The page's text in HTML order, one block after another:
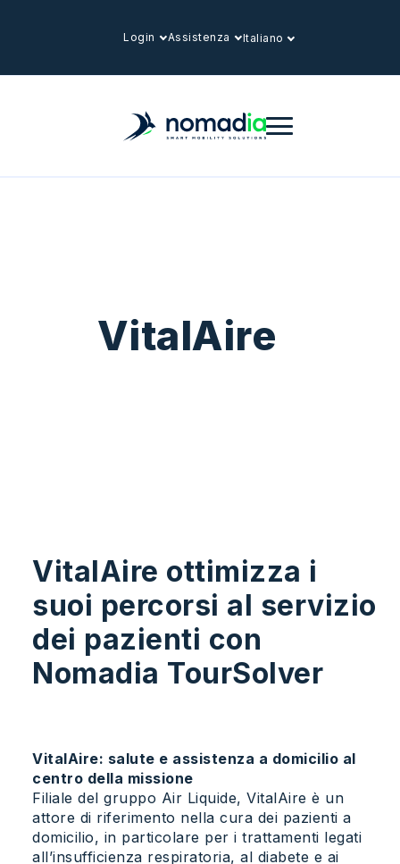
Login Assistenza Italiano
VitalAire
VitalAire ottimizza i
suoi percorsi al servizio
dei pazienti con
Nomadia TourSolver
VitalAire: salute e assistenza a domicilio al
centro della missione
Filiale del gruppo Air Liquide, VitalAire è un
attore di riferimento nella cura dei pazienti a
domicilio, in particolare per i trattamenti legati
all’insufficienza respiratoria, al diabete e ai